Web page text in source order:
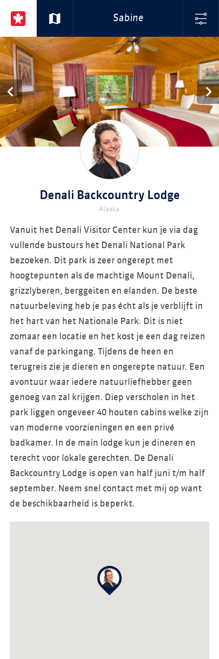
Sabine
Denali Backcountry Lodge
Alaska
Vanuit het Denali Visitor Center kun je via dag
vullende bustours het Denali National Park
bezoeken. Dit park is zeer ongerept met
hoogtepunten als de machtige Mount Denali,
grizzlyberen, berggeiten en elanden. De beste
natuurbeleving heb je pas écht als je verblijft in
het hart van het Nationale Park. Dit is niet
zomaar een locatie en het kost je een dag reizen
vanaf de parkingang. Tijdens de heen en
terugreis zie je dieren en ongerepte natuur. Een
avontuur waar iedere natuurliefhebber geen
genoeg van zal krijgen. Diep verscholen in het
park liggen ongeveer 40 houten cabins welke zijn
van moderne voorzieningen en een privé
badkamer. In de main lodge kun je dineren en
terecht voor lokale gerechten. De Denali
Backcountry Lodge is open van half juni t/m half
september. Neem snel contact met mij op want
de beschikbaarheid is beperkt.